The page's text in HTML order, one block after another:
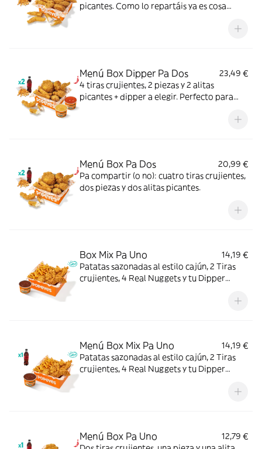
picantes. Como lo repartáis ya es cosa
Menú Box Dipper Pa Dos
23,49 €
4 tiras crujientes, 2 piezas y 2 alitas
picantes + dipper a elegir. Perfecto para
Menú Box Pa Dos
20,99 €
Pa compartir (o no): cuatro tiras crujientes,
dos piezas y dos alitas picantes.
Box Mix Pa Uno
14,19 €
Patatas sazonadas al estilo cajún, 2 Tiras
crujientes, 4 Real Nuggets y tu Dipper
Menú Box Mix Pa Uno
14,19 €
Patatas sazonadas al estilo cajún, 2 Tiras
crujientes, 4 Real Nuggets y tu Dipper
Menú Box Pa Uno
12,79 €